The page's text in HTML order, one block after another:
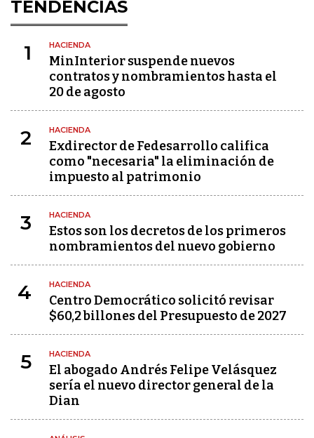
TENDENCIAS
1 HACIENDA
MinInterior suspende nuevos
contratos y nombramientos hasta el
20 de agosto
2 HACIENDA
Exdirector de Fedesarrollo califica
como "necesaria" la eliminación de
impuesto al patrimonio
3 HACIENDA
Estos son los decretos de los primeros
nombramientos del nuevo gobierno
4 HACIENDA
Centro Democrático solicitó revisar
$60,2 billones del Presupuesto de 2027
5 HACIENDA
El abogado Andrés Felipe Velásquez
sería el nuevo director general de la
Dian